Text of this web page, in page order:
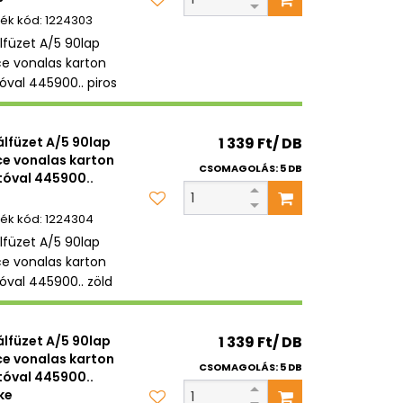
1224303
A/5 90lap
vonalas karton
445900.. piros
A/5 90lap
vonalas karton
445900..
1224304
A/5 90lap
vonalas karton
445900.. zöld
1 339 Ft/ DB
CSOMAGOLÁS: 5 DB
A/5 90lap
vonalas karton
445900..
1 339 Ft/ DB
CSOMAGOLÁS: 5 DB